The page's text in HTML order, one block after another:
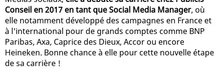
Conseil en 2017 en tant que Social Media Manager, où
elle notamment développé des campagnes en France et
à l'international pour de grands comptes comme BNP
Paribas, Axa, Caprice des Dieux, Accor ou encore
Heineken. Bonne chance à elle pour cette nouvelle étape
de sa carrière !